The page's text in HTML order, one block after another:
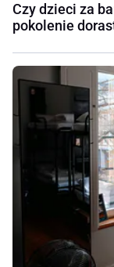
Czy dzieci za
pokolenie